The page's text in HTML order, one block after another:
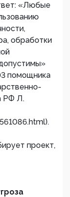
«Любые
обработки
помощника
РФ Л.
проект,